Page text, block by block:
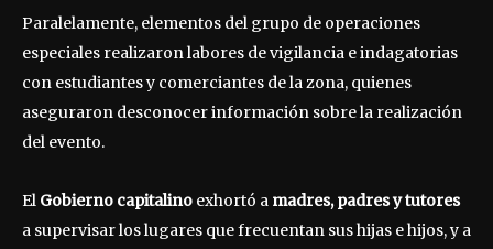
Paralelamente, elementos del grupo de operaciones
especiales realizaron labores de vigilancia e indagatorias
con estudiantes y comerciantes de la zona, quienes
aseguraron desconocer información sobre la realización
del evento.
El Gobierno capitalino exhortó a madres, padres y tutores
a supervisar los lugares que frecuentan sus hijas e hijos, y a